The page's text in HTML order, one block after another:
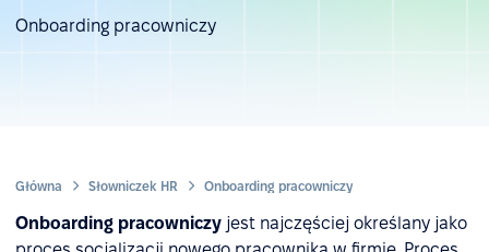
Onboarding pracowniczy
Główna Słowniczek HR Onboarding pracowniczy
Onboarding pracowniczy jest najczęściej określany jako